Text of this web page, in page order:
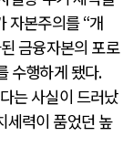
자본주의를“개
금융자본의 포로
수행하게 됐다.
는 사실이 드러났
세력이 품었던 높